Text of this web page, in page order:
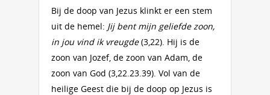
Bij de doop van Jezus klinkt er een stem
uit de hemel: Jij bent mijn geliefde zoon,
in jou vind ik vreugde(3,22). Hij is de
zoon van Jozef, de zoon van Adam, de
zoon van God (3,22.23.39). Vol van de
heilige Geest die bij de doop op Jezus is